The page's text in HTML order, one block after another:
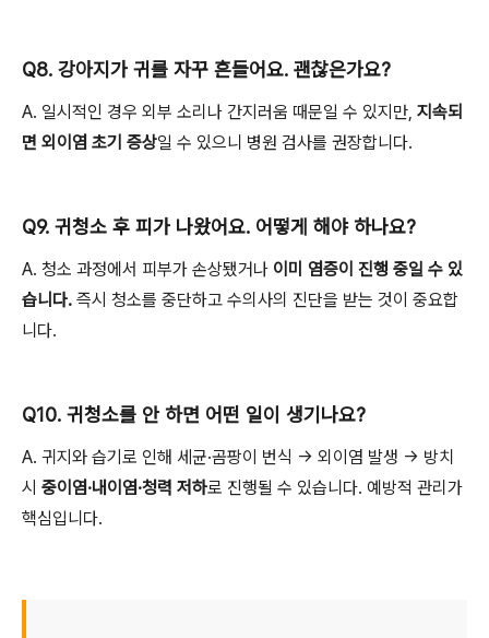
Q8. 강아지가 귀를 자꾸 흔들어요. 괜찮은가요?
A. 일시적인 경우 외부 소리나 간지러움 때문일 수 있지만, 지속되
면 외이염 초기 증상일 수 있으니 병원 검사를 권장합니다.
Q9. 귀청소 후 피가 나왔어요. 어떻게 해야 하나요?
A. 청소 과정에서 피부가 손상됐거나 이미 염증이 진행 중일 수 있
습니다. 즉시 청소를 중단하고 수의사의 진단을 받는 것이 중요합
니다.
Q10. 귀청소를 안 하면 어떤 일이 생기나요?
A. 귀지와 습기로 인해 세균·곰팡이 번식 → 외이염 발생 → 방치
시 중이염·내이염·청력 저하로 진행될 수 있습니다. 예방적 관리가
핵심입니다.